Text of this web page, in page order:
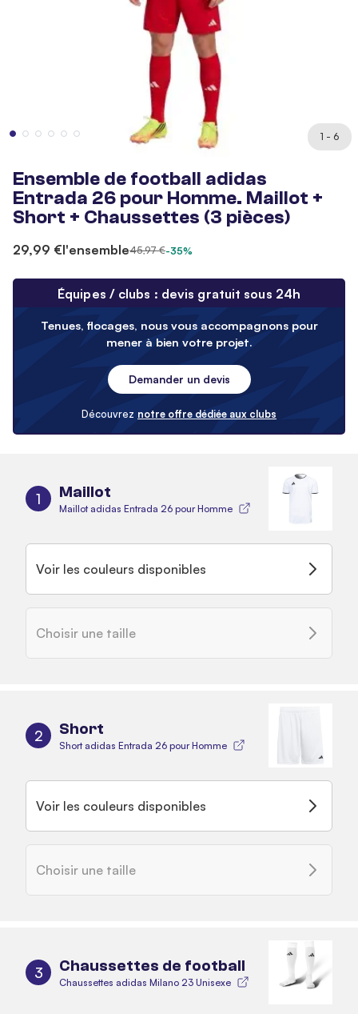
1 - 6
Ensemble de football adidas
Entrada 26 pour Homme. Maillot +
Short + Chaussettes (3 pièces)
29,99 €l'ensemble45,97 €-35%
Équipes / clubs : devis gratuit sous 24h
Tenues, flocages, nous vous accompagnons pour
mener à bien votre projet.
Demander un devis
Découvrez notre offre dédiée aux clubs
1 Maillot
Maillot adidas Entrada 26 pour Homme
Voir les couleurs disponibles
Choisir une taille
2 Short
Short adidas Entrada 26 pour Homme
Voir les couleurs disponibles
Choisir une taille
3 Chaussettes de football
Chaussettes adidas Milano 23 Unisexe